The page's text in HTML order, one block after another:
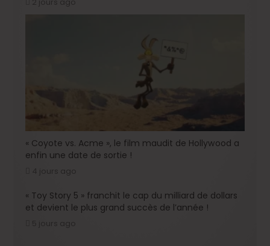
2 jours ago
« Coyote vs. Acme », le film maudit de Hollywood a
enfin une date de sortie !
4 jours ago
« Toy Story 5 » franchit le cap du milliard de dollars
et devient le plus grand succès de l’année !